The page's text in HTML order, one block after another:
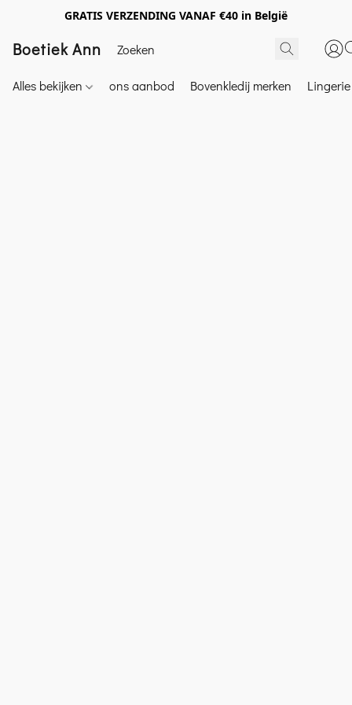
GRATIS VERZENDING VANAF €40 in België
Boetiek Ann
Alles bekijken ons aanbod Bovenkledij merken